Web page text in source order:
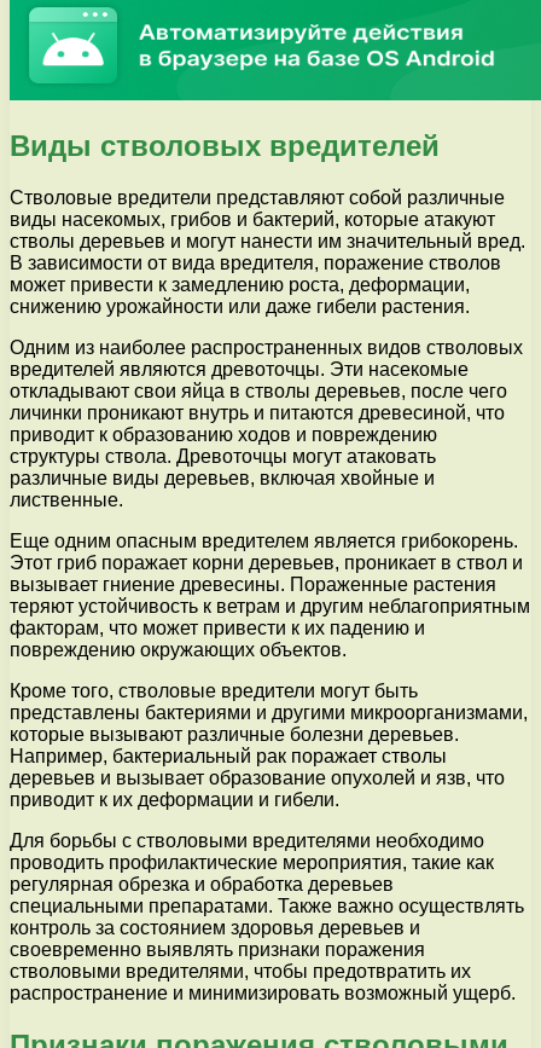
Виды стволовых вредителей
Стволовые вредители представляют собой различные
виды насекомых, грибов и бактерий, которые атакуют
стволы деревьев и могут нанести им значительный вред.
В зависимости от вида вредителя, поражение стволов
может привести к замедлению роста, деформации,
снижению урожайности или даже гибели растения.
Одним из наиболее распространенных видов стволовых
вредителей являются древоточцы. Эти насекомые
откладывают свои яйца в стволы деревьев, после чего
личинки проникают внутрь и питаются древесиной, что
приводит к образованию ходов и повреждению
структуры ствола. Древоточцы могут атаковать
различные виды деревьев, включая хвойные и
лиственные.
Еще одним опасным вредителем является грибокорень.
Этот гриб поражает корни деревьев, проникает в ствол и
вызывает гниение древесины. Пораженные растения
теряют устойчивость к ветрам и другим неблагоприятным
факторам, что может привести к их падению и
повреждению окружающих объектов.
Кроме того, стволовые вредители могут быть
представлены бактериями и другими микроорганизмами,
которые вызывают различные болезни деревьев.
Например, бактериальный рак поражает стволы
деревьев и вызывает образование опухолей и язв, что
приводит к их деформации и гибели.
Для борьбы с стволовыми вредителями необходимо
проводить профилактические мероприятия, такие как
регулярная обрезка и обработка деревьев
специальными препаратами. Также важно осуществлять
контроль за состоянием здоровья деревьев и
своевременно выявлять признаки поражения
стволовыми вредителями, чтобы предотвратить их
распространение и минимизировать возможный ущерб.